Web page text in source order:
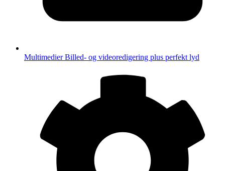
MultimedierBilled- og videoredigering plus perfekt lyd